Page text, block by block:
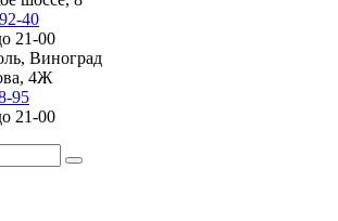
40
21-00
Виноград
4Ж
95
21-00